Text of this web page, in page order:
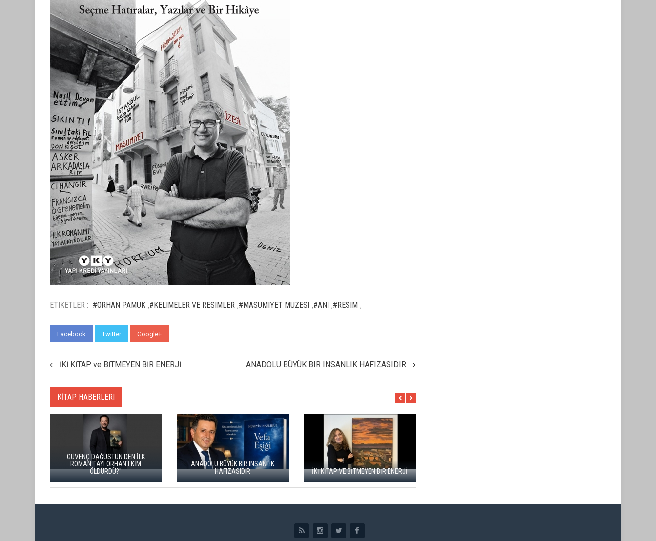
ETIKETLER : #ORHAN PAMUK #KELIMELER VE RESIMLER #MASUMIYET MÜZESI #ANI #RESIM
Facebook Twitter Google+
İKİ KİTAP ve BİTMEYEN BİR ENERJİ ANADOLU BÜYÜK BIR INSANLIK HAFIZASIDIR
KİTAP HABERLERI
ÜNAL ERSÖZLÜ’NÜN YENİ ŞİİR
KİTABI “BÖĞÜRTLEN ÖPÜCÜĞÜ”
YAYIMLANDI
RIZA SÖNMEZ: ‘ANADOLU,
SANILDIĞINDAN ÇOK DAHA VEGAN"
TARIHIN TERS YÜZ EDILDIĞI BIR
ROMAN: “YÜKSEK ŞATODAKI
ADAM”